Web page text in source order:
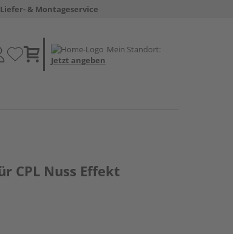
Liefer- & Montageservice
Mein Standort:
Jetzt angeben
CPL Nuss Effekt